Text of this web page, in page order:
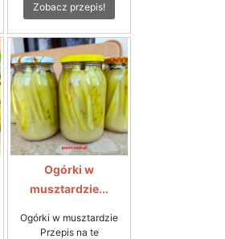
Zobacz przepis!
Ogórki w
musztardzie...
Ogórki w musztardzie
Przepis na te